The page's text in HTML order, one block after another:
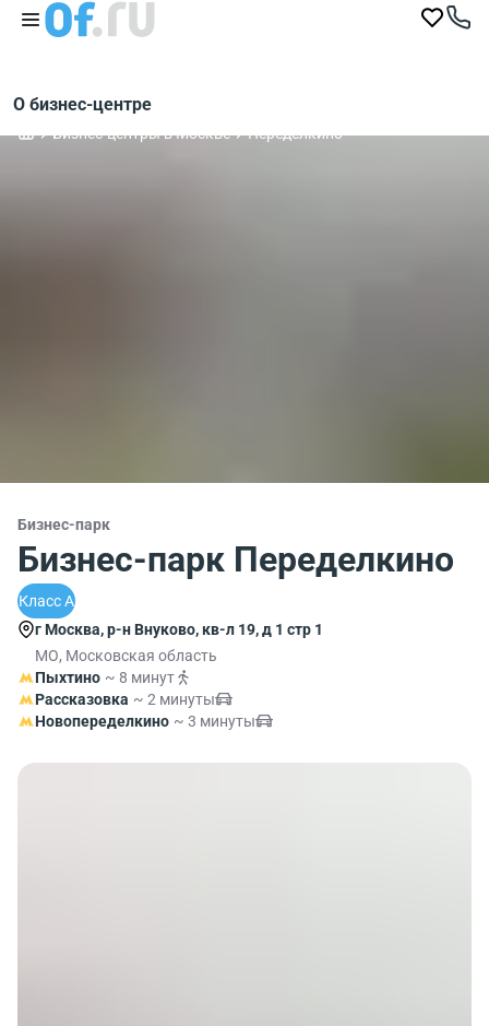
О бизнес-центре
Бизнес-центры в Москве Переделкино
Бизнес-парк
Бизнес-парк Переделкино
Класс A
г Москва, р-н Внуково, кв-л 19, д 1 стр 1
МО, Московская область
Пыхтино ~ 8 минут
Рассказовка ~ 2 минуты
Новопеределкино ~ 3 минуты